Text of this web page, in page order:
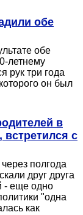
обе
обе
летнему
рук три года
он был
в
с
полгода
друг друга
- еще одно
"одна
как